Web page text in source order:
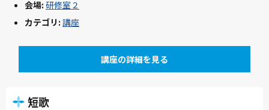
会場: 研修室２
カテゴリ: 講座
講座の詳細を見る
短歌